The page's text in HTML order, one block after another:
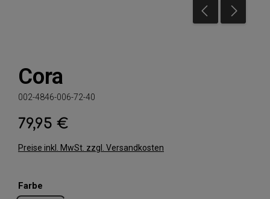
Cora
002-4846-006-72-40
Regulärer Preis:
79,95 €
Preise inkl. MwSt. zzgl. Versandkosten
Farbe